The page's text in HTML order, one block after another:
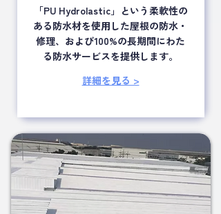
「PU Hydrolastic」という柔軟性の
ある防水材を使用した屋根の防水・
修理、および100%の長期間にわた
る防水サービスを提供します。
詳細を見る >